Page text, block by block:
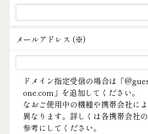
メールアドレス (※)
ドメイン指定受信の場合は「
one.com」を追加してください。
なおご使用中の機種や携帯会社に
異なります。詳しくは各携帯会社
参考にしてください。